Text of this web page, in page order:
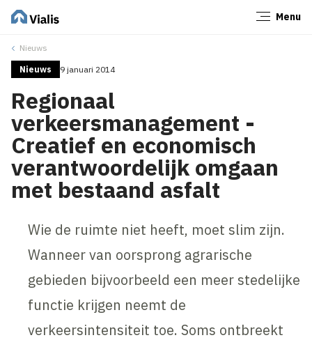
Menu
Nieuws
Nieuws 9 januari 2014
Regionaal
verkeersmanagement -
Creatief en economisch
verantwoordelijk omgaan
met bestaand asfalt
Wie de ruimte niet heeft, moet slim zijn.
Wanneer van oorsprong agrarische
gebieden bijvoorbeeld een meer stedelijke
functie krijgen neemt de
verkeersintensiteit toe. Soms ontbreekt
Sluiten